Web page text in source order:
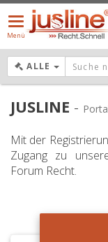
Menü
öffnen/schließen
Menü
ALLE
JUSLINE -
Mit der
Zugang zu
Forum Recht.